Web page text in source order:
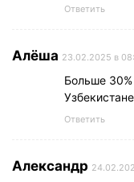
Ответить
Алёша 23.02.2025 в
Больше 30%
Ответить
Александр